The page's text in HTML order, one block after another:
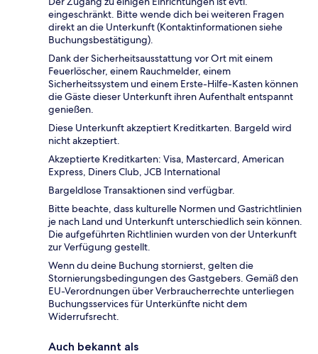
eingeschränkt. Bitte wende dich bei weiteren Fragen
direkt an die Unterkunft (Kontaktinformationen siehe
Buchungsbestätigung).
Dank der Sicherheitsausstattung vor Ort mit einem
Feuerlöscher, einem Rauchmelder, einem
Sicherheitssystem und einem Erste-Hilfe-Kasten können
die Gäste dieser Unterkunft ihren Aufenthalt entspannt
genießen.
Diese Unterkunft akzeptiert Kreditkarten. Bargeld wird
nicht akzeptiert.
Akzeptierte Kreditkarten: Visa, Mastercard, American
Express, Diners Club, JCB International
Bargeldlose Transaktionen sind verfügbar.
Bitte beachte, dass kulturelle Normen und Gastrichtlinien
je nach Land und Unterkunft unterschiedlich sein können.
Die aufgeführten Richtlinien wurden von der Unterkunft
zur Verfügung gestellt.
Wenn du deine Buchung stornierst, gelten die
Stornierungsbedingungen des Gastgebers. Gemäß den
EU-Verordnungen über Verbraucherrechte unterliegen
Buchungsservices für Unterkünfte nicht dem
Widerrufsrecht.
Auch bekannt als